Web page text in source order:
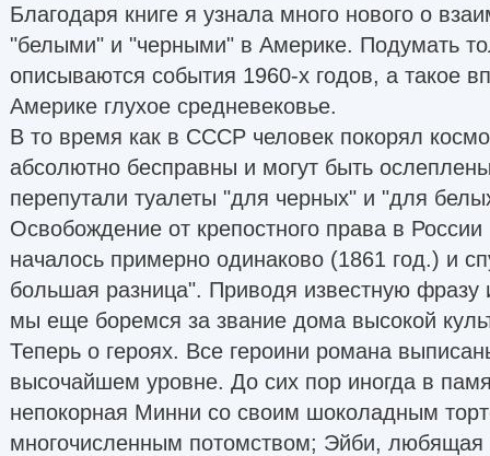
Благодаря книге я узнала много нового о
"белыми" и "черными" в Америке. Подумать
описываются события 1960-х годов, а такое
Америке глухое средневековье.
В то время как в СССР человек покорял
абсолютно бесправны и могут быть
перепутали туалеты "для черных" и "для
Освобождение от крепостного права в
началось примерно одинаково (1861 год.) и
большая разница". Приводя известную
мы еще боремся за звание дома высокой
Теперь о героях. Все героини романа
высочайшем уровне. До сих пор иногда в
непокорная Минни со своим шоколадным
многочисленным потомством; Эйби, любящая